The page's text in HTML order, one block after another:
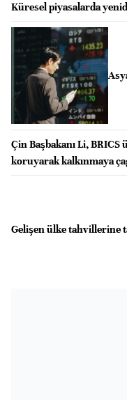
Küresel piyasalarda
Çin Başbakanı Li, BRICS
koruyarak kalkınmaya
Gelişen ülke tahvillerine